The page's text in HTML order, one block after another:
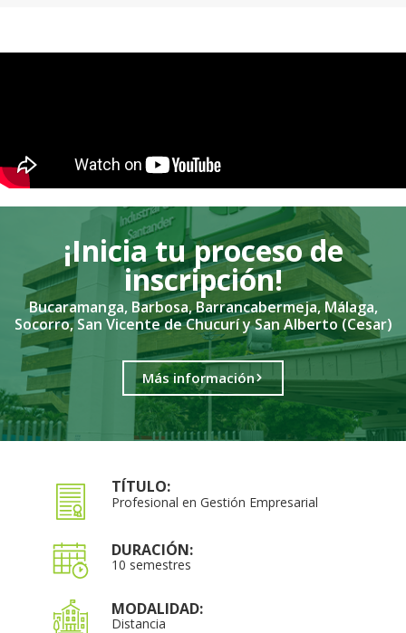
¡Inicia tu proceso de
inscripción!
Bucaramanga, Barbosa, Barrancabermeja, Málaga,
Socorro, San Vicente de Chucurí y San Alberto (Cesar)
Más información
TÍTULO:
Profesional en Gestión Empresarial
DURACIÓN:
10 semestres
MODALIDAD:
Distancia